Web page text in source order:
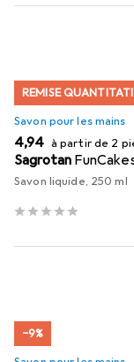
REMISE
Savon pour les mains
EUR
4,94 à partir de 2
Sagrotan
Savon liquide, 250 ml
−9%